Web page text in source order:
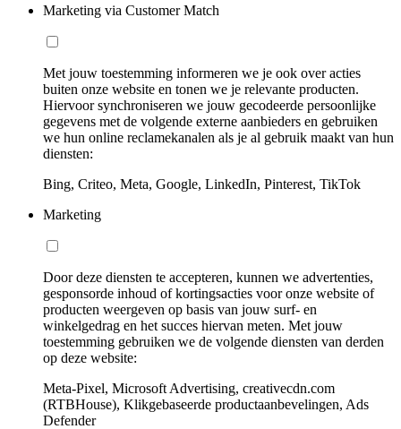
Marketing via Customer Match
Met jouw toestemming informeren we je ook over acties
buiten onze website en tonen we je relevante producten.
Hiervoor synchroniseren we jouw gecodeerde persoonlijke
gegevens met de volgende externe aanbieders en gebruiken
we hun online reclamekanalen als je al gebruik maakt van hun
diensten:
Bing, Criteo, Meta, Google, LinkedIn, Pinterest, TikTok
Marketing
Door deze diensten te accepteren, kunnen we advertenties,
gesponsorde inhoud of kortingsacties voor onze website of
producten weergeven op basis van jouw surf- en
winkelgedrag en het succes hiervan meten. Met jouw
toestemming gebruiken we de volgende diensten van derden
op deze website:
Meta-Pixel, Microsoft Advertising, creativecdn.com
(RTBHouse), Klikgebaseerde productaanbevelingen, Ads
Defender